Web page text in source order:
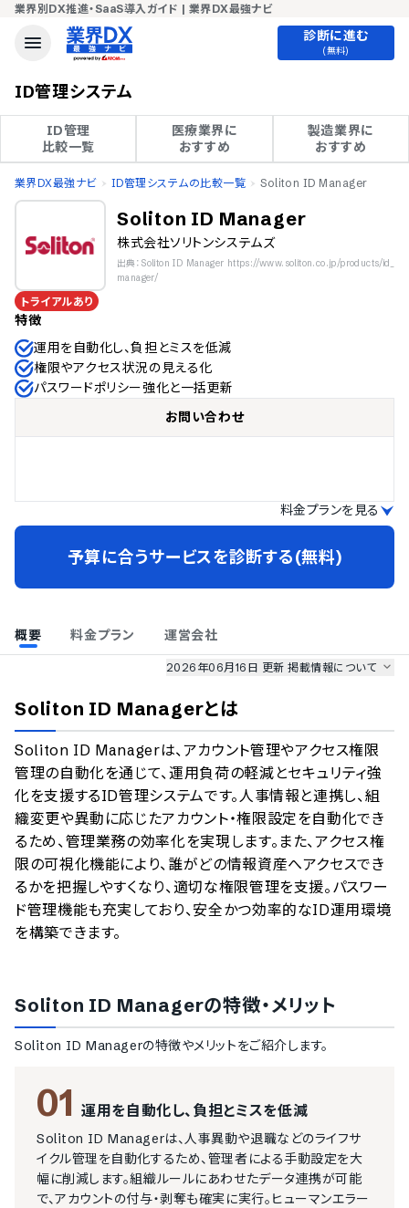
業界別DX推進・SaaS導入ガイド | 業界DX最強ナビ
診断に進む
(無料)
ID管理システム
ID管理
比較一覧
医療業界に
おすすめ
製造業界に
おすすめ
業界DX最強ナビ ID管理システムの比較一覧 Soliton ID Manager
Soliton ID Manager
株式会社ソリトンシステムズ
出典：Soliton ID Manager https://www.soliton.co.jp/products/id_
manager/
トライアルあり
特徴
運用を自動化し、負担とミスを低減
権限やアクセス状況の見える化
パスワードポリシー強化と一括更新
お問い合わせ
料金プランを見る
予算に合うサービスを診断する(無料)
概要 料金プラン 運営会社
2026年06月16日 更新掲載情報について
のサービス情報は、
のサービスデータを参照しています。
情報更新者：業界DX最強ナビ編集部 情報取得元 掲載修正依頼
Soliton ID Managerとは
Soliton ID Managerは、アカウント管理やアクセス権限
管理の自動化を通じて、運用負荷の軽減とセキュリティ強
化を支援するID管理システムです。人事情報と連携し、組
織変更や異動に応じたアカウント・権限設定を自動化でき
るため、管理業務の効率化を実現します。また、アクセス権
限の可視化機能により、誰がどの情報資産へアクセスでき
るかを把握しやすくなり、適切な権限管理を支援。パスワー
ド管理機能も充実しており、安全かつ効率的なID運用環境
を構築できます。
Soliton ID Managerの特徴・メリット
Soliton ID Managerの特徴やメリットをご紹介します。
01 運用を自動化し、負担とミスを低減
Soliton ID Managerは、人事異動や退職などのライフサ
イクル管理を自動化するため、管理者による手動設定を大
幅に削減します。組織ルールにあわせたデータ連携が可能
で、アカウントの付与・剥奪も確実に実行。ヒューマンエラー